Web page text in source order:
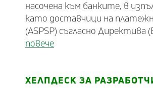
насочена към банките, в
като доставчици на
(ASPSP) съгласно Директива
повече
ХЕЛПДЕСК ЗА